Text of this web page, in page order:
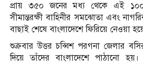
প্রায় ৩৫০ জনের মধ্য থেকে এই
সীমান্তরক্ষী বাহিনীর সমঝোতা এবং
বাছাই শেষে বাংলাদেশে ফিরিয়ে নেওয়া
শুক্রবার উত্তর চব্বিশ পরগনা জেলার
দিয়ে তাঁদের বাংলাদেশে পাঠানো